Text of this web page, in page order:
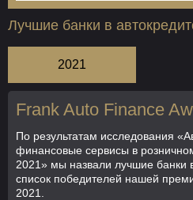
Лучшие банки в
2021
Frank Auto Finance
По результатам исследования
финансовые сервисы в
2021» мы назвали лучшие банки
список победителей нашей
2021.